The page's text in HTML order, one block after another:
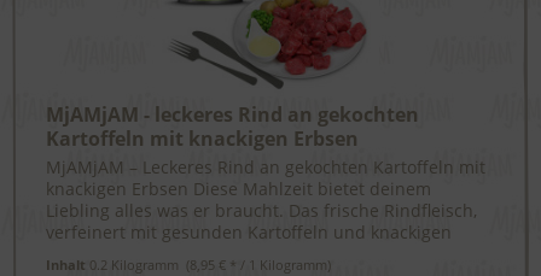
MjAMjAM - leckeres Rind an gekochten
Kartoffeln mit knackigen Erbsen
MjAMjAM – Leckeres Rind an gekochten Kartoffeln mit
knackigen Erbsen Diese Mahlzeit bietet deinem
Liebling alles was er braucht. Das frische Rindfleisch,
verfeinert mit gesunden Kartoffeln und knackigen
Inhalt 0.2 Kilogramm (8,95 € * / 1 Kilogramm)